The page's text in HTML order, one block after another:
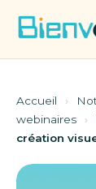
Accueil ›
webinaires
›
création